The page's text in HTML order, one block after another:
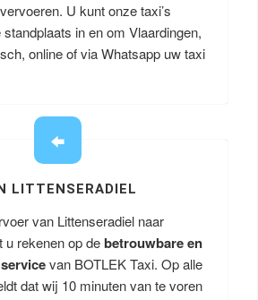
U kunt onze taxi’s
in en om Vlaardingen,
online of via Whatsapp uw taxi
LITTENSERADIEL
van Littenseradiel naar
u rekenen op debetrouwbare en
van BOTLEK Taxi. Op alle
dat wij 10 minuten van te voren